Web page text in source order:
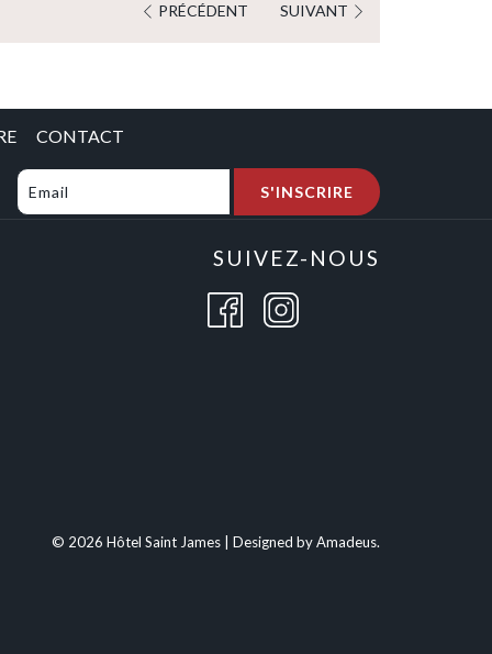
PRÉCÉDENT SUIVANT
CONTACT
S'INSCRIRE
SUIVEZ-NOUS
© 2026 Hôtel Saint James | Designed byAmadeus.